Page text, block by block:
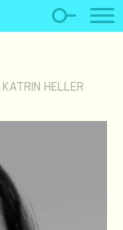
KATRIN HELLER